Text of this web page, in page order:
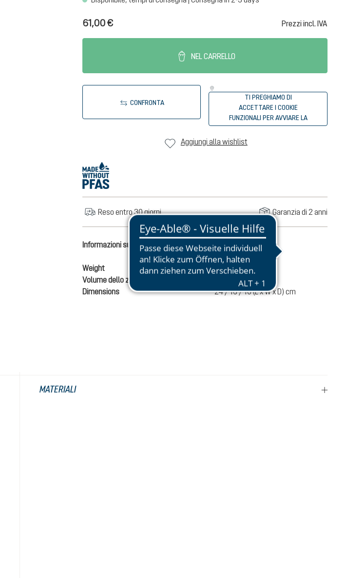
61,00 € Prezzi incl. IVA
NEL CARRELLO
CONFRONTA
TI PREGHIAMO DI
ACCETTARE I COOKIE
FUNZIONALI PER AVVIARE LA
RICERCA DEI RIVENDITORI
Aggiungi alla wishlist
Reso entro 30 giorni Garanzia di 2 anni
Informazioni sul prodotto
Weight
300 g
Volume dello zaino
Dimensions
24 / 16 / 10 (L x W x D) cm
MATERIALI